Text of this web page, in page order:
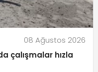
08 Ağustos 2026
çalışmalar hızla